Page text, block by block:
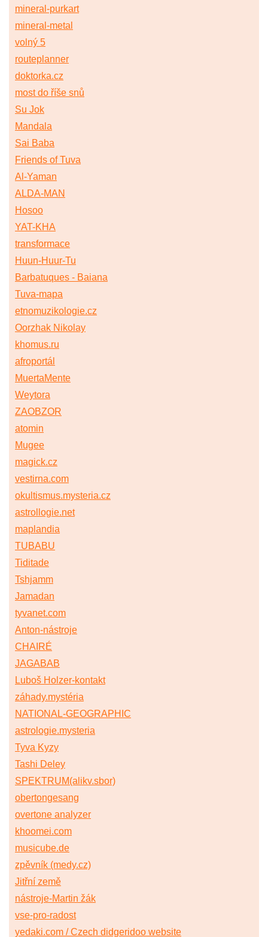
mineral-purkart
mineral-metal
volný 5
routeplanner
doktorka.cz
most do říše snů
Su Jok
Mandala
Sai Baba
Friends of Tuva
Al-Yaman
ALDA-MAN
Hosoo
YAT-KHA
transformace
Huun-Huur-Tu
Barbatuques - Baiana
Tuva-mapa
etnomuzikologie.cz
Oorzhak Nikolay
khomus.ru
afroportál
MuertaMente
Weytora
ZAOBZOR
atomin
Mugee
magick.cz
vestirna.com
okultismus.mysteria.cz
astrollogie.net
maplandia
TUBABU
Tiditade
Tshjamm
Jamadan
tyvanet.com
Anton-nástroje
CHAIRÉ
JAGABAB
Luboš Holzer-kontakt
záhady.mystéria
NATIONAL-GEOGRAPHIC
astrologie.mysteria
Tyva Kyzy
Tashi Deley
SPEKTRUM(alikv.sbor)
obertongesang
overtone analyzer
khoomei.com
musicube.de
zpěvník (medy.cz)
Jitřní země
nástroje-Martin žák
vse-pro-radost
yedaki.com / Czech didgeridoo website